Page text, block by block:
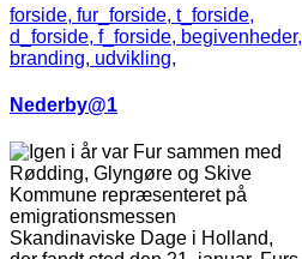
forside, fur_forside, t_forside,
d_forside, f_forside, begivenheder,
branding, udvikling,
Nederby@1
Igen i år var Fur sammen med
Rødding, Glyngøre og Skive
Kommune repræsenteret på
emigrationsmessen
Skandinaviske Dage i Holland,